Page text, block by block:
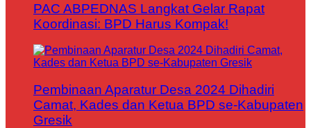
PAC ABPEDNAS Langkat Gelar Rapat
Koordinasi: BPD Harus Kompak!
Pembinaan Aparatur Desa 2024 Dihadiri
Camat, Kades dan Ketua BPD se-Kabupaten
Gresik